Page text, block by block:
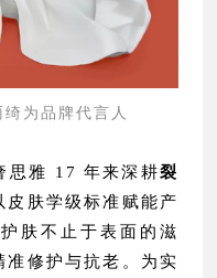
为品牌代言人
思雅 17 年来深耕裂
皮肤学级标准赋能产
肤不止于表面的滋
准修护与抗老。为实